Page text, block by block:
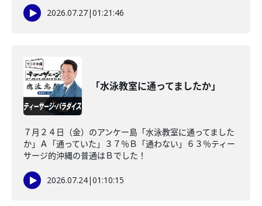
2026.07.27|01:21:46
「水泳教室に通ってましたか」
７月２４日（金）のアンケー島「水泳教室に通ってました
か」Ａ「通っていた」３７％Ｂ「通わない」６３％ティー
サージ的沖縄の普通はＢでした！
2026.07.24|01:10:15